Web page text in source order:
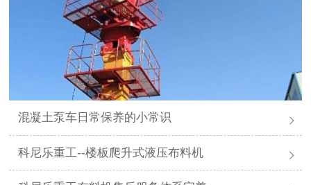
混凝土泵车日常保养的小常识
科尼乐重工--楼板爬升式液压布料机